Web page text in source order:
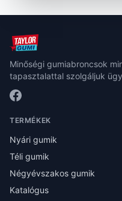
Minőségi gumiabroncsok
tapasztalattal szolgáljuk
TERMÉKEK
Nyári gumik
Téli gumik
Négyévszakos gumik
Katalógus